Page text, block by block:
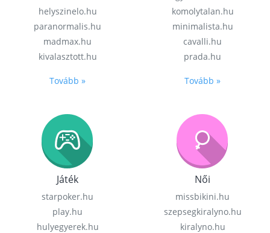
helyszinelo.hu
paranormalis.hu
madmax.hu
kivalasztott.hu
Tovább »
komolytalan.hu
minimalista.hu
cavalli.hu
prada.hu
Tovább »
Játék
starpoker.hu
play.hu
hulyegyerek.hu
Női
missbikini.hu
szepsegkiralyno.hu
kiralyno.hu